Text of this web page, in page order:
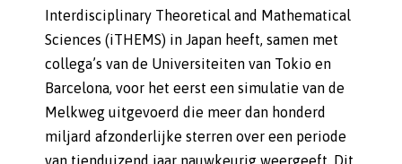
Interdisciplinary Theoretical and Mathematical
Sciences (iTHEMS) in Japan heeft, samen met
collega’s van de Universiteiten van Tokio en
Barcelona, voor het eerst een simulatie van de
Melkweg uitgevoerd die meer dan honderd
miljard afzonderlijke sterren over een periode
van tienduizend jaar nauwkeurig weergeeft. Dit